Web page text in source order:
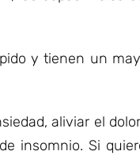
y tienen un
aliviar el
insomnio. Si